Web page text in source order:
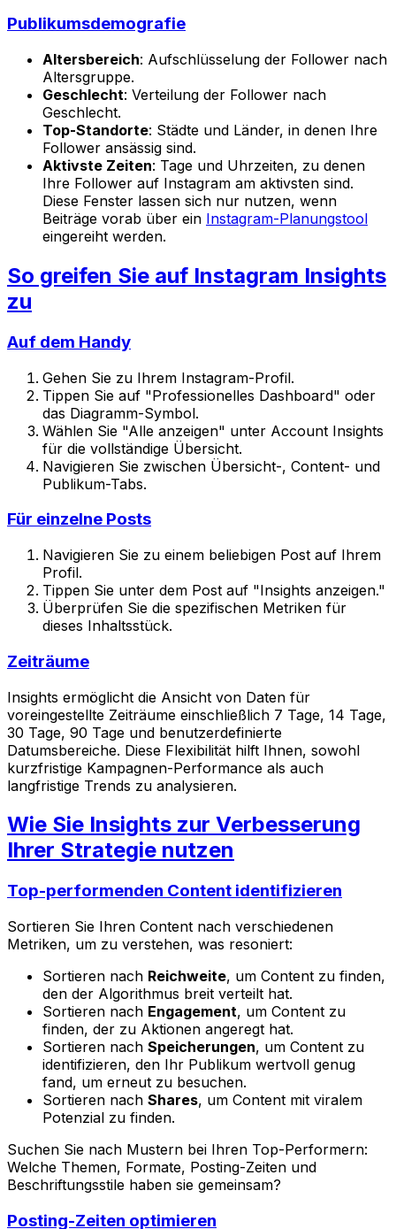
Publikumsdemografie
Altersbereich: Aufschlüsselung der Follower nach
Altersgruppe.
Geschlecht: Verteilung der Follower nach
Geschlecht.
Top-Standorte: Städte und Länder, in denen Ihre
Follower ansässig sind.
Aktivste Zeiten: Tage und Uhrzeiten, zu denen
Ihre Follower auf Instagram am aktivsten sind.
Diese Fenster lassen sich nur nutzen, wenn
Beiträge vorab über ein Instagram-Planungstool
eingereiht werden.
So greifen Sie auf Instagram Insights
zu
Auf dem Handy
Gehen Sie zu Ihrem Instagram-Profil.
Tippen Sie auf "Professionelles Dashboard" oder
das Diagramm-Symbol.
Wählen Sie "Alle anzeigen" unter Account Insights
für die vollständige Übersicht.
Navigieren Sie zwischen Übersicht-, Content- und
Publikum-Tabs.
Für einzelne Posts
Navigieren Sie zu einem beliebigen Post auf Ihrem
Profil.
Tippen Sie unter dem Post auf "Insights anzeigen."
Überprüfen Sie die spezifischen Metriken für
dieses Inhaltsstück.
Zeiträume
Insights ermöglicht die Ansicht von Daten für
voreingestellte Zeiträume einschließlich 7 Tage, 14 Tage,
30 Tage, 90 Tage und benutzerdefinierte
Datumsbereiche. Diese Flexibilität hilft Ihnen, sowohl
kurzfristige Kampagnen-Performance als auch
langfristige Trends zu analysieren.
Wie Sie Insights zur Verbesserung
Ihrer Strategie nutzen
Top-performenden Content identifizieren
Sortieren Sie Ihren Content nach verschiedenen
Metriken, um zu verstehen, was resoniert:
Sortieren nach Reichweite, um Content zu finden,
den der Algorithmus breit verteilt hat.
Sortieren nach Engagement, um Content zu
finden, der zu Aktionen angeregt hat.
Sortieren nach Speicherungen, um Content zu
identifizieren, den Ihr Publikum wertvoll genug
fand, um erneut zu besuchen.
Sortieren nach Shares, um Content mit viralem
Potenzial zu finden.
Suchen Sie nach Mustern bei Ihren Top-Performern:
Welche Themen, Formate, Posting-Zeiten und
Beschriftungsstile haben sie gemeinsam?
Posting-Zeiten optimieren